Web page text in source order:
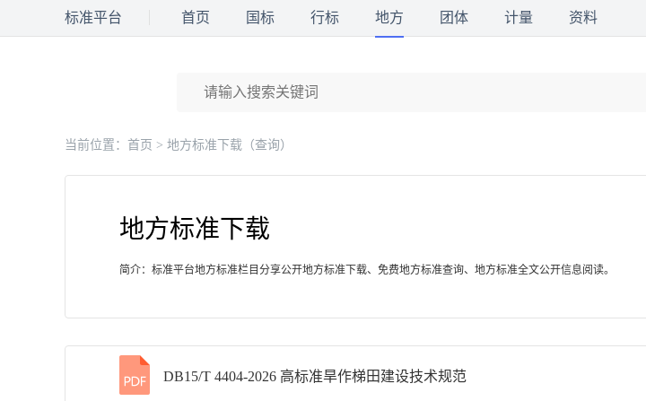
标准平台 首页 国标 行标 地方 团体 计量 资料
当前位置： 首页 > 地方标准下载（查询）
地方标准下载
简介：标准平台地方标准栏目分享公开地方标准下载、免费地方标准查询、地方标准全文公开信息阅读。
DB15/T 4404-2026 高标准旱作梯田建设技术规范